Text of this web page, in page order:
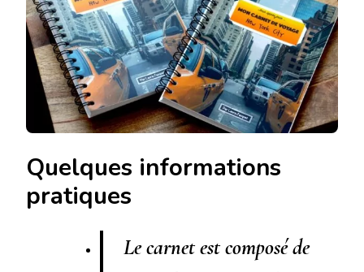
Quelques informations
pratiques
Le carnet est composé de